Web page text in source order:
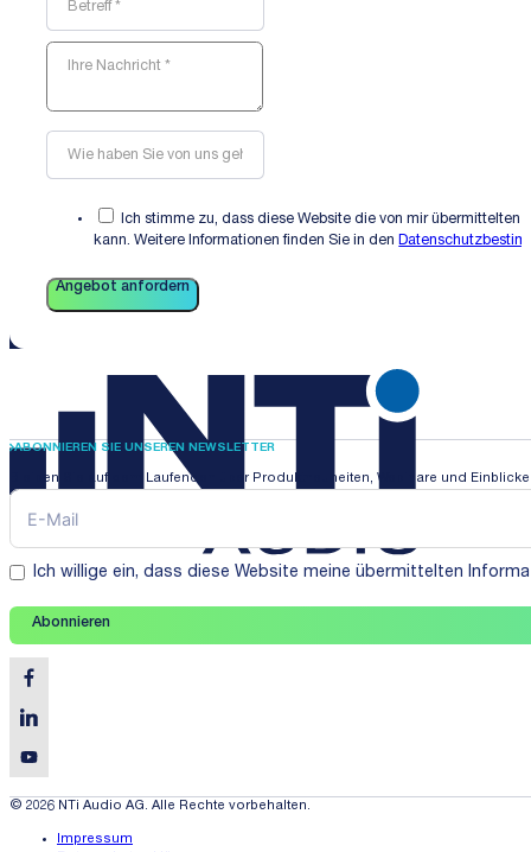
Ich stimme zu, dass diese Website die von mir übermittelten
kann. Weitere Informationen finden Sie in den
Angebot anfordern
ABONNIEREN SIE UNSEREN NEWSLETTER
Bleiben Sie auf dem Laufenden über Produktneuheiten, Webinare und
Ich willige ein, dass diese Website meine übermittelten
Abonnieren
© 2026 NTi Audio AG. Alle Rechte vorbehalten.
Impressum